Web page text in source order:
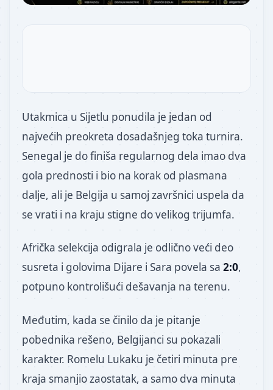
Utakmica u Sijetlu ponudila je jedan od
najvećih preokreta dosadašnjeg toka turnira.
Senegal je do finiša regularnog dela imao dva
gola prednosti i bio na korak od plasmana
dalje, ali je Belgija u samoj završnici uspela da
se vrati i na kraju stigne do velikog trijumfa.
Afrička selekcija odigrala je odlično veći deo
susreta i golovima Dijare i Sara povela sa 2:0,
potpuno kontrolišući dešavanja na terenu.
Međutim, kada se činilo da je pitanje
pobednika rešeno, Belgijanci su pokazali
karakter. Romelu Lukaku je četiri minuta pre
kraja smanjio zaostatak, a samo dva minuta